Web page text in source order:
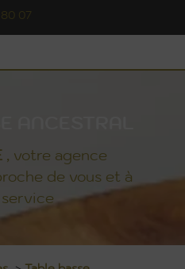
07
, votre agence
de vous et à